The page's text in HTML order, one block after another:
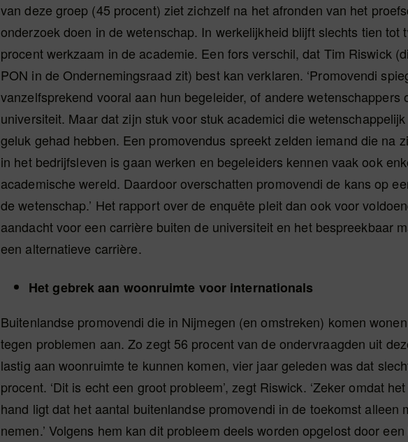
van deze groep (45 procent) ziet zichzelf na het afronden van het
onderzoek doen in de wetenschap. In werkelijkheid blijft slechts tien tot
procent werkzaam in de academie. Een fors verschil, dat Tim Riswick
PON in de Ondernemingsraad zit) best kan verklaren. ‘Promovendi
vanzelfsprekend vooral aan hun begeleider, of andere wetenschappers
universiteit. Maar dat zijn stuk voor stuk academici die
geluk gehad hebben. Een promovendus spreekt zelden iemand die na
in het bedrijfsleven is gaan werken en begeleiders kennen vaak ook
academische wereld. Daardoor overschatten promovendi de kans op
de wetenschap.’ Het rapport over de enquête pleit dan ook voor
aandacht voor een carrière buiten de universiteit en het bespreekbaar
een alternatieve carrière.
Het gebrek aan woonruimte voor internationals
Buitenlandse promovendi die in Nijmegen (en omstreken) komen
tegen problemen aan. Zo zegt 56 procent van de ondervraagden uit
lastig aan woonruimte te kunnen komen, vier jaar geleden was dat
procent. ‘Dit is echt een groot probleem’, zegt Riswick. ‘Zeker omdat
hand ligt dat het aantal buitenlandse promovendi in de toekomst alleen
nemen.’ Volgens hem kan dit probleem deels worden opgelost door een